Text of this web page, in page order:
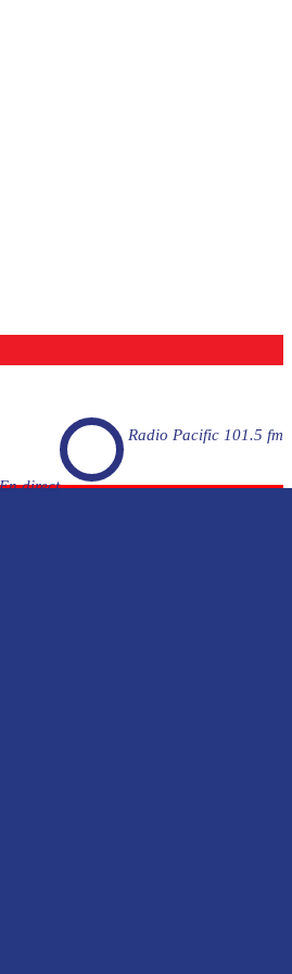
Radio Pacific 101.5 fm
direct